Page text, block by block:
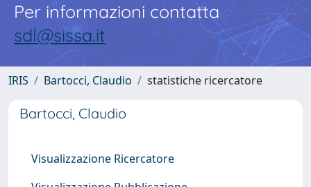
Per informazioni contatta
sdl@sissa.it
IRIS Bartocci, Claudio statistiche ricercatore
Bartocci, Claudio
Visualizzazione Ricercatore